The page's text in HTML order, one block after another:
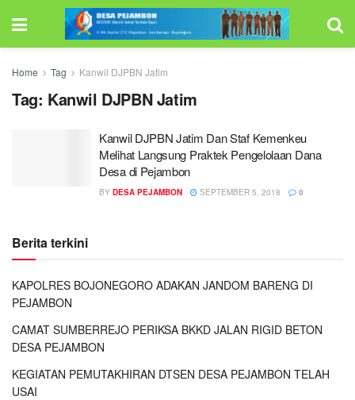
Home Tag Kanwil DJPBN Jatim
Tag: Kanwil DJPBN Jatim
Kanwil DJPBN Jatim Dan Staf Kemenkeu
Melihat Langsung Praktek Pengelolaan Dana
Desa di Pejambon
BY DESA PEJAMBON SEPTEMBER 5, 2018 0
Berita terkini
KAPOLRES BOJONEGORO ADAKAN JANDOM BARENG DI
PEJAMBON
CAMAT SUMBERREJO PERIKSA BKKD JALAN RIGID BETON
DESA PEJAMBON
KEGIATAN PEMUTAKHIRAN DTSEN DESA PEJAMBON TELAH
USAI